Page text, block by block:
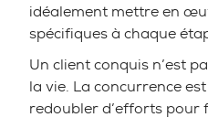
idéalement mettre en
spécifiques à chaque
Un client conquis n’est
la vie. La concurrence
redoubler d’efforts pour